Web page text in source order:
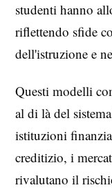
studenti hanno
riflettendo sfide
dell'istruzione e
Questi modelli
al di là del
istituzioni
creditizio, i
rivalutano il